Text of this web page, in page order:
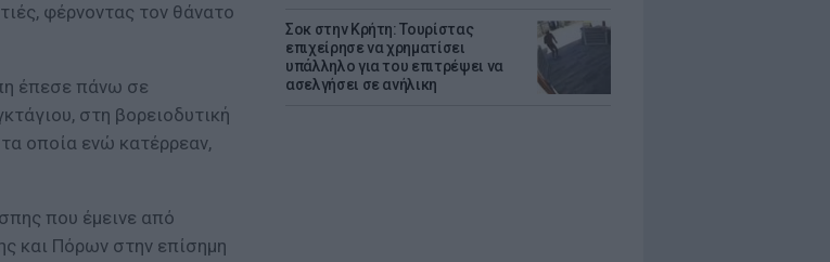
Σοκ στην Κρήτη: Τουρίστας
επιχείρησε να χρηματίσει
υπάλληλο για του επιτρέψει να
ασελγήσει σε ανήλικη
φέρνοντας τον θάνατο
έπεσε πάνω σε
στη βορειοδυτική
οποία ενώ κατέρρεαν,
που έμεινε από
και Πόρων στην επίσημη